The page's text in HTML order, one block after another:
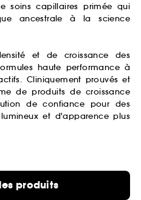
soins capillaires primée qui
ancestrale à la science
et de croissance des
haute performance à
Cliniquement prouvés et
de produits de croissance
de confiance pour des
et d'apparence plus
produits